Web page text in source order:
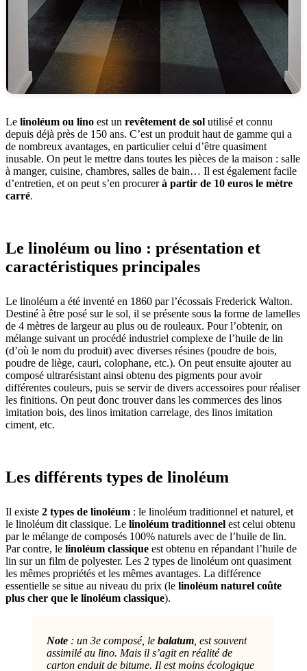
Le linoléum ou lino est un revêtement de sol utilisé et connu
depuis déjà près de 150 ans. C’est un produit haut de gamme qui a
de nombreux avantages, en particulier celui d’être quasiment
inusable. On peut le mettre dans toutes les pièces de la maison : salle
à manger, cuisine, chambres, salles de bain… Il est également facile
d’entretien, et on peut s’en procurerà partir de 10 euros le mètre
carré.
Le linoléum ou lino : présentation et
caractéristiques principales
Le linoléum a été inventé en 1860 par l’écossais Frederick Walton.
Destiné à être posé sur le sol, il se présente sous la forme de lamelles
de 4 mètres de largeur au plus ou de rouleaux. Pour l’obtenir, on
mélange suivant un procédé industriel complexe de l’huile de lin
(d’où le nom du produit) avec diverses résines (poudre de bois,
poudre de liège, cauri, colophane, etc.). On peut ensuite ajouter au
composé ultrarésistant ainsi obtenu des pigments pour avoir
différentes couleurs, puis se servir de divers accessoires pour réaliser
les finitions. On peut donc trouver dans les commerces des linos
imitation bois, des linos imitation carrelage, des linos imitation
ciment, etc.
Les différents types de linoléum
Il existe 2 types de linoléum : le linoléum traditionnel et naturel, et
le linoléum dit classique. Le linoléum traditionnel est celui obtenu
par le mélange de composés 100% naturels avec de l’huile de lin.
Par contre, le linoléum classique est obtenu en répandant l’huile de
lin sur un film de polyester. Les 2 types de linoléum ont quasiment
les mêmes propriétés et les mêmes avantages. La différence
essentielle se situe au niveau du prix (le linoléum naturel coûte
plus cher que le linoléum classique).
Note : un 3e composé, le balatum, est souvent
assimilé au lino. Mais il s’agit en réalité de
carton enduit de bitume. Il est moins écologique